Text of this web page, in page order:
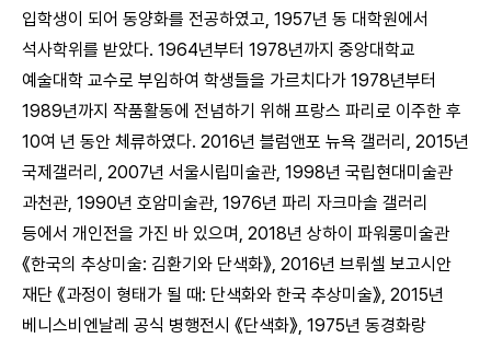
입학생이 되어 동양화를 전공하였고, 1957년 동 대학원에서
석사학위를 받았다. 1964년부터 1978년까지 중앙대학교
예술대학 교수로 부임하여 학생들을 가르치다가 1978년부터
1989년까지 작품활동에 전념하기 위해 프랑스 파리로 이주한 후
10여 년 동안 체류하였다. 2016년 블럼앤포 뉴욕 갤러리, 2015년
국제갤러리, 2007년 서울시립미술관, 1998년 국립현대미술관
과천관, 1990년 호암미술관, 1976년 파리 자크마솔 갤러리
등에서 개인전을 가진 바 있으며, 2018년 상하이 파워롱미술관
《한국의 추상미술: 김환기와 단색화》, 2016년 브뤼셀 보고시안
재단 《과정이 형태가 될 때: 단색화와 한국 추상미술》, 2015년
베니스비엔날레 공식 병행전시 《단색화》, 1975년 동경화랑